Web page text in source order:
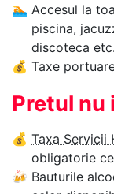
🏊‍ Accesul la
piscina,
discoteca etc.
💰 Taxe
Pretul nu
💰 Taxa Servicii
obligatorie
🍻 Bauturile